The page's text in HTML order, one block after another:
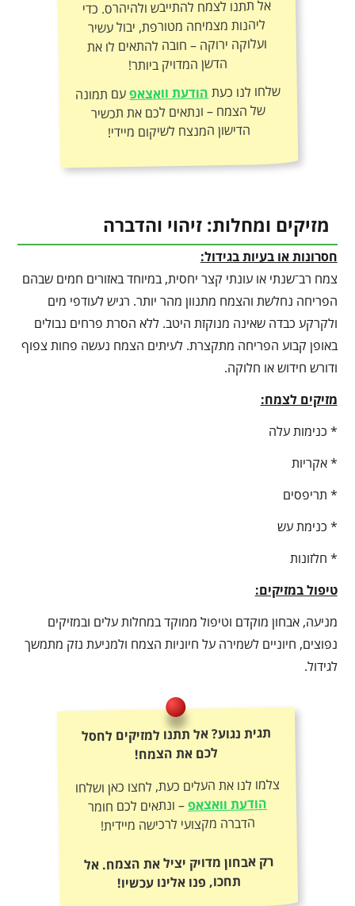
אל תתנו לצמח להתייבש ולהיהרס. כדי
ליהנות מצמיחה מטורפת, יבול עשיר
ועלוקה ירוקה – חובה להתאים לו את
הדשן המדויק ביותר!
שלחו לנו כעתהודעת וואצאפעם תמונה
של הצמח – ונתאים לכם את תכשיר
הדישון המנצח לשיקום מיידי!
מזיקים ומחלות: זיהוי והדברה
חסרונות או בעיות בגידול:
צמח רב־שנתי או עונתי קצר יחסית, במיוחד באזורים חמים שבהם
הפריחה נחלשת והצמח מתנוון מהר יותר. רגיש לעודפי מים
ולקרקע כבדה שאינה מנוקזת היטב. ללא הסרת פרחים נבולים
באופן קבוע הפריחה מתקצרת. לעיתים הצמח נעשה פחות צפוף
ודורש חידוש או חלוקה.
מזיקים לצמח:
* כנימות עלה
* אקריות
* תריפסים
* כנימת עש
* חלזונות
טיפול במזיקים:
מניעה, אבחון מוקדם וטיפול ממוקד במחלות עלים ובמזיקים
נפוצים, חיוניים לשמירה על חיוניות הצמח ולמניעת נזק מתמשך
לגידול.
תגית נגוע? אל תתנו למזיקים לחסל
לכם את הצמח!
צלמו לנו את העלים כעת, לחצו כאן ושלחו
הודעת וואצאפ– ונתאים לכם חומר
הדברה מקצועי לרכישה מיידית!
רק אבחון מדויק יציל את הצמח. אל
תחכו, פנו אלינו עכשיו!